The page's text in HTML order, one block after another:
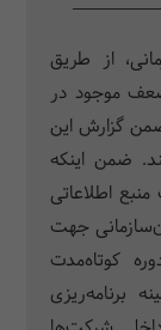
از طریق
موجود در
گزارش این
ضمن اینکه
اطلاعاتی
جهت
کوتاه­‌مدت
برنامه­‌ریزی